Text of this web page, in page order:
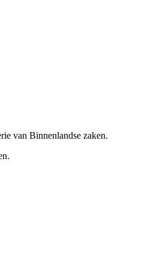
van Binnenlandse zaken.